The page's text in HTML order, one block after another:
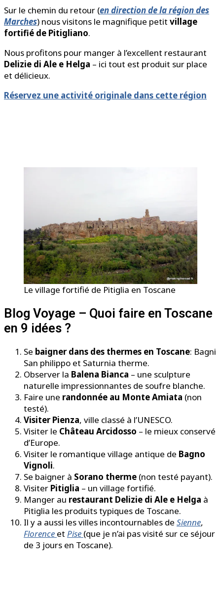
Sur le chemin du retour (en direction de la région des
Marches) nous visitons le magnifique petit village
fortifié de Pitigliano.
Nous profitons pour manger à l’excellent restaurant
Delizie di Ale e Helga – ici tout est produit sur place
et délicieux.
Réservez une activité originale dans cette région
Le village fortifié de Pitiglia en Toscane
Blog Voyage – Quoi faire en Toscane
en 9 idées ?
Se baigner dans des thermes en Toscane: Bagni
San philippo et Saturnia therme.
Observer la Balena Bianca – une sculpture
naturelle impressionnantes de soufre blanche.
Faire une randonnée au Monte Amiata (non
testé).
Visiter Pienza, ville classé à l’UNESCO.
Visiter le Château Arcidosso – le mieux conservé
d’Europe.
Visiter le romantique village antique de Bagno
Vignoli.
Se baigner à Sorano therme (non testé payant).
Visiter Pitiglia – un village fortifié.
Manger au restaurant Delizie di Ale e Helga à
Pitiglia les produits typiques de Toscane.
Il y a aussi les villes incontournables de Sienne,
Florence et Pise (que je n’ai pas visité sur ce séjour
de 3 jours en Toscane).